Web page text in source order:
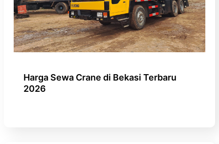
Harga Sewa Crane di Bekasi Terbaru
2026